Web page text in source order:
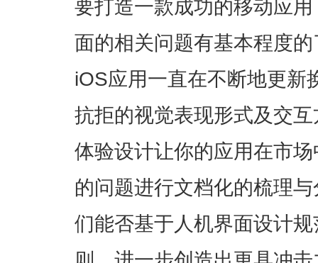
要打造一款成功的移动应
面的相关问题有基本程度
iOS应用一直在不断地更新
抗拒的视觉表现形式及交
体验设计让你的应用在市
的问题进行文档化的梳理
们能否基于人机界面设计